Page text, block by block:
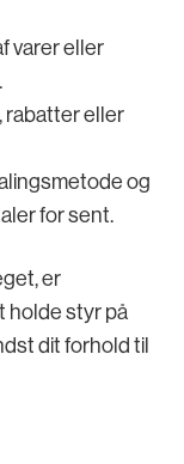
varer eller
rabatter eller
og
for sent.
er
holde styr på
dit forhold til